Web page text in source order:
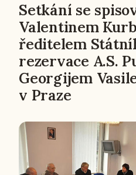
Setkání se
Valentinem
ředitelem
rezervace A.S.
Georgijem
v Praze